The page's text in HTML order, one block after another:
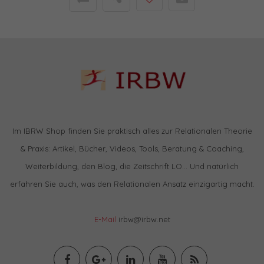
Im IBRW Shop finden Sie praktisch alles zur Relationalen Theorie
& Praxis: Artikel, Bücher, Videos, Tools, Beratung & Coaching,
Weiterbildung, den Blog, die Zeitschrift LO… Und natürlich
erfahren Sie auch, was den Relationalen Ansatz einzigartig macht.
E-Mail irbw@irbw.net